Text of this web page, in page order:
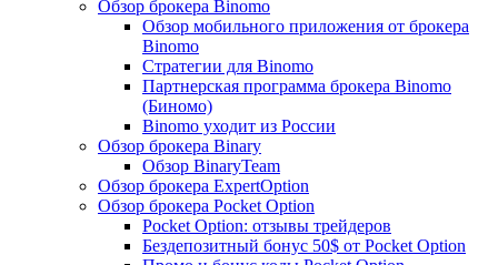
Обзор брокера Binomo
Обзор мобильного приложения от брокера
Binomo
Стратегии для Binomo
Партнерская программа брокера Binomo
(Биномо)
Binomo уходит из России
Обзор брокера Binary
Обзор BinaryTeam
Обзор брокера ExpertOption
Обзор брокера Pocket Option
Pocket Option: отзывы трейдеров
Бездепозитный бонус 50$ от Pocket Option